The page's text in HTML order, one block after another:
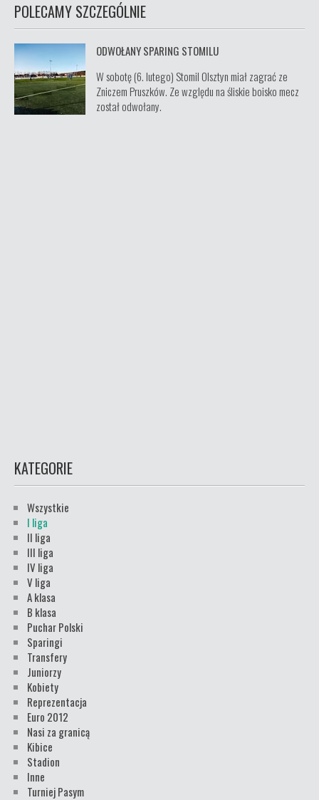
POLECAMY SZCZEGÓLNIE
ODWOŁANY SPARING STOMILU
W sobotę (6. lutego) Stomil Olsztyn miał zagrać ze
Zniczem Pruszków. Ze względu na śliskie boisko mecz
został odwołany.
KATEGORIE
Wszystkie
I liga
II liga
III liga
IV liga
V liga
A klasa
B klasa
Puchar Polski
Sparingi
Transfery
Juniorzy
Kobiety
Reprezentacja
Euro 2012
Nasi za granicą
Kibice
Stadion
Inne
Turniej Pasym